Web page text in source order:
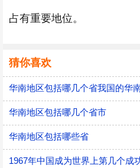
占有重要地位。
猜你喜欢
华南地区包括哪几个省市
华南地区包括哪些省